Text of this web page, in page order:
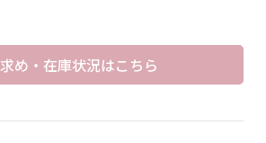
め・在庫状況はこちら